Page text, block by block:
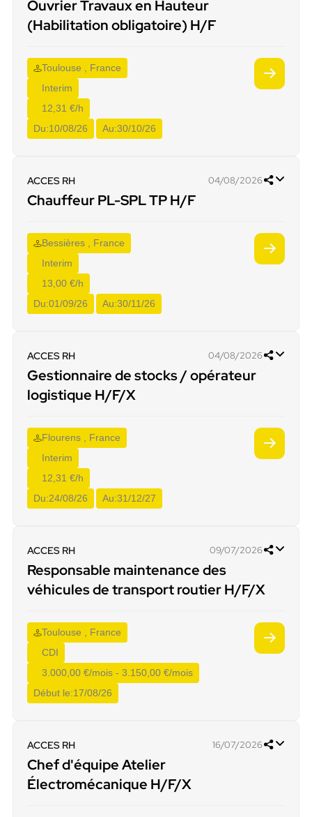
Ouvrier Travaux en Hauteur
(Habilitation obligatoire) H/F
Toulouse , France
Interim
12,31 €/h
Du:10/08/26 Au:30/10/26
ACCES RH 04/08/2026
Chauffeur PL-SPL TP H/F
Bessières , France
Interim
13,00 €/h
Du:01/09/26 Au:30/11/26
ACCES RH 04/08/2026
Gestionnaire de stocks / opérateur
logistique H/F/X
Flourens , France
Interim
12,31 €/h
Du:24/08/26 Au:31/12/27
ACCES RH 09/07/2026
Responsable maintenance des
véhicules de transport routier H/F/X
Toulouse , France
CDI
3.000,00 €/mois - 3.150,00 €/mois
Début le:17/08/26
ACCES RH 16/07/2026
Chef d'équipe Atelier
Électromécanique H/F/X